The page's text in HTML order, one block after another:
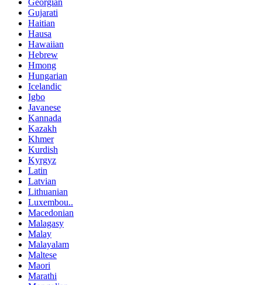
Gujarati
Haitian
Hausa
Hawaiian
Hebrew
Hmong
Hungarian
Icelandic
Igbo
Javanese
Kannada
Kazakh
Khmer
Kurdish
Kyrgyz
Latin
Latvian
Lithuanian
Luxembou..
Macedonian
Malagasy
Malay
Malayalam
Maltese
Maori
Marathi